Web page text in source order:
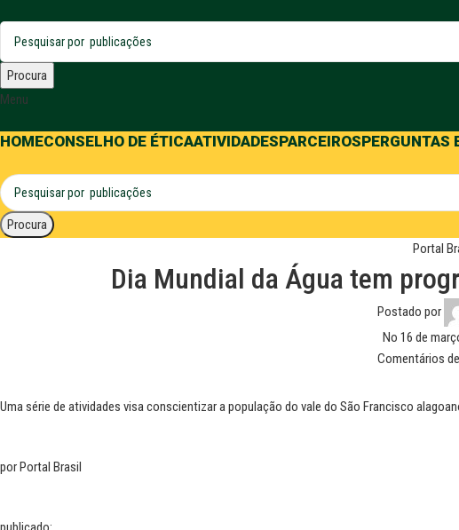
Procura
Menu
HOMECONSELHO DE ÉTICAATIVIDADESPARCEIROSPERGUNTAS
Procura
Portal
Dia Mundial da Água tem
Postado por
No 16 de
Comentários
Uma série de atividades visa conscientizar a população do vale do São Francisco
porPortal Brasil